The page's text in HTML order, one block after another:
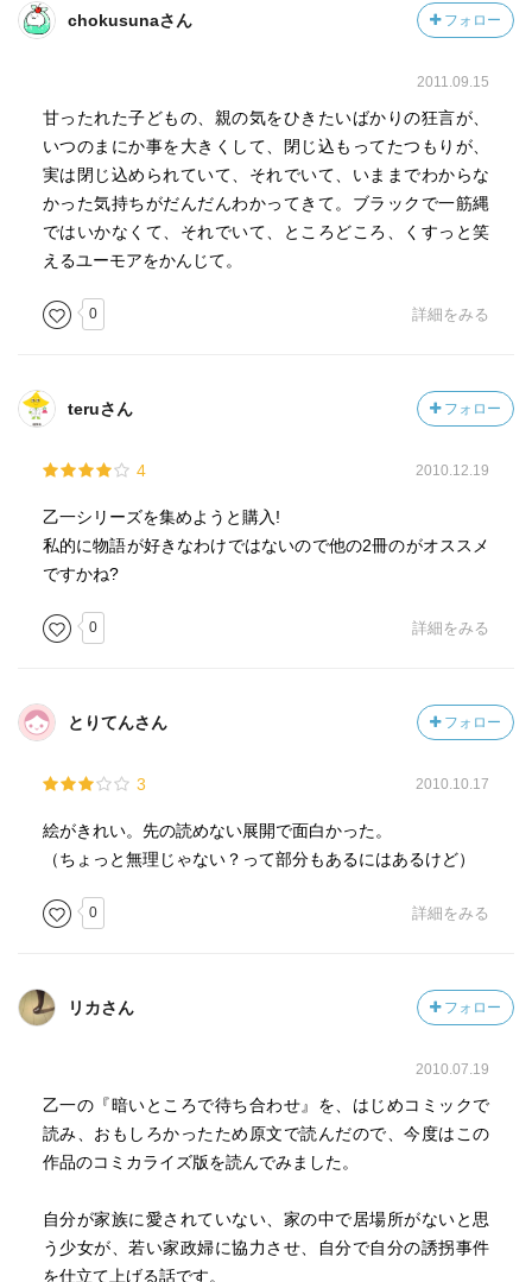
chokusunaさん フォロー
2011.09.15
甘ったれた子どもの、親の気をひきたいばかりの狂言が、
いつのまにか事を大きくして、閉じ込もってたつもりが、
実は閉じ込められていて、それでいて、いままでわからな
かった気持ちがだんだんわかってきて。ブラックで一筋縄
ではいかなくて、それでいて、ところどころ、くすっと笑
えるユーモアをかんじて。
0 詳細をみる
teruさん フォロー
4 2010.12.19
乙一シリーズを集めようと購入!
私的に物語が好きなわけではないので他の2冊のがオススメ
ですかね?
0 詳細をみる
とりてんさん フォロー
3 2010.10.17
絵がきれい。先の読めない展開で面白かった。
（ちょっと無理じゃない？って部分もあるにはあるけど）
0 詳細をみる
リカさん フォロー
2010.07.19
乙一の『暗いところで待ち合わせ』を、はじめコミックで
読み、おもしろかったため原文で読んだので、今度はこの
作品のコミカライズ版を読んでみました。
自分が家族に愛されていない、家の中で居場所がないと思
う少女が、若い家政婦に協力させ、自分で自分の誘拐事件
を仕立て上げる話です。